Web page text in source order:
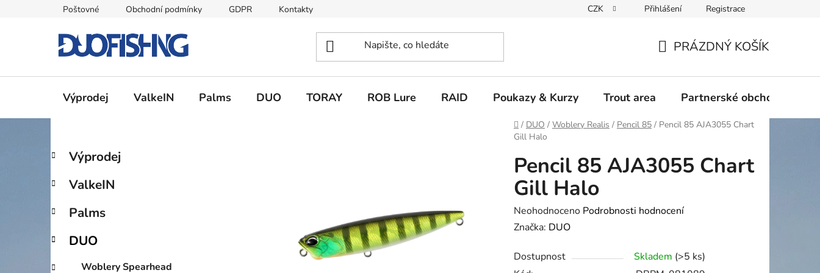
Poštovné Obchodní podmínky GDPR Kontakty CZK Přihlášení Registrace
KOŠÍK
PRÁZDNÝ KOŠÍK
Výprodej ValkeIN Palms DUO TORAY ROB Lure RAID Poukazy & Kurzy Trout area Partnerské obchody
Domů
/ DUO / Woblery Realis / Pencil 85 / Pencil 85 AJA3055 Chart
Gill Halo
P
s
r
n
n
Přeskočit
kategorie
K
a
e
o
i
Výprodej
ValkeIN
Palms
DUO
Woblery Spearhead
Pencil 85 AJA3055 Chart
Gill Halo
Průměrné
hodnocení
je
Neohodnoceno Podrobnosti hodnocení
Značka: DUO
Dostupnost Skladem (>5 ks)